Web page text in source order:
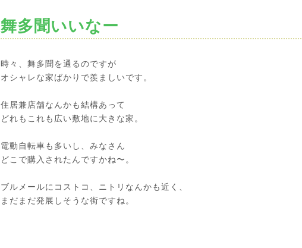
舞多聞いいなー
時々、舞多聞を通るのですが
オシャレな家ばかりで羨ましいです。
住居兼店舗なんかも結構あって
どれもこれも広い敷地に大きな家。
電動自転車も多いし、みなさん
どこで購入されたんですかね〜。
ブルメールにコストコ、ニトリなんかも近く、
まだまだ発展しそうな街ですね。